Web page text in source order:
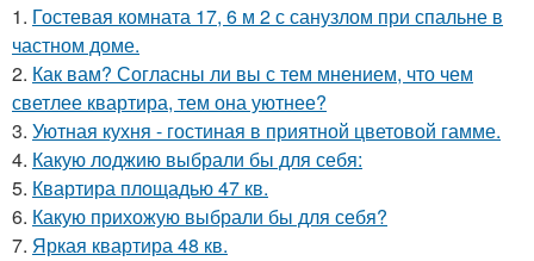
1. Гостевая комната 17, 6 м 2 с санузлом при спальне в
частном доме.
2. Как вам? Согласны ли вы с тем мнением, что чем
светлее квартира, тем она уютнее?
3. Уютная кухня - гостиная в приятной цветовой гамме.
4. Какую лоджию выбрали бы для себя:
5. Квартира площадью 47 кв.
6. Какую прихожую выбрали бы для себя?
7. Яркая квартира 48 кв.